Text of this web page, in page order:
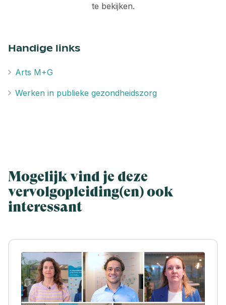
te bekijken.
Handige links
Arts M+G
Werken in publieke gezondheidszorg
Mogelijk vind je deze
vervolgopleiding(en) ook
interessant